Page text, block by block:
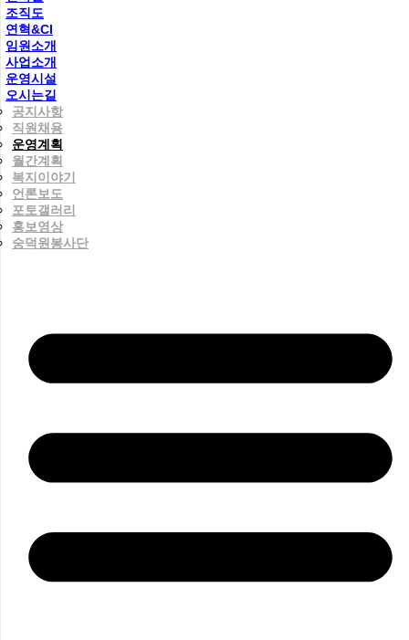
조직도
연혁&CI
임원소개
사업소개
운영시설
오시는길
공지사항
직원채용
운영계획
월간계획
복지이야기
언론보도
포토갤러리
홍보영상
숭덕원봉사단